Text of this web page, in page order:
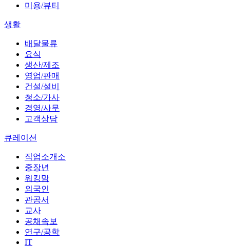
미용/뷰티
생활
배달물류
요식
생산/제조
영업/판매
건설/설비
청소/가사
경영/사무
고객상담
큐레이션
직업소개소
중장년
워킹맘
외국인
관공서
교사
공채속보
연구/공학
IT